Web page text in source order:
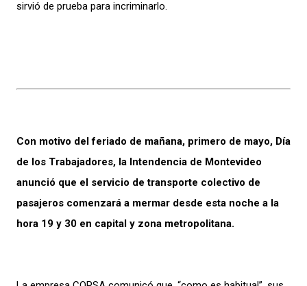
sirvió de prueba para incriminarlo.
Con motivo del feriado de mañana, primero de mayo, Día
de los Trabajadores, la Intendencia de Montevideo
anunció que el servicio de transporte colectivo de
pasajeros comenzará a mermar desde esta noche a la
hora 19 y 30 en capital y zona metropolitana.